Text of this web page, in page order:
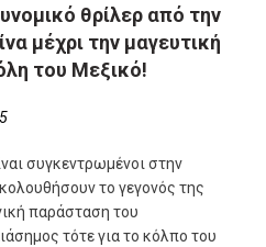
θρίλερ από την
μέχρι την μαγευτική
του Μεξικό!
συγκεντρωµένοι στην
το γεγονός της
παράσταση του
τότε για το κόλπο του